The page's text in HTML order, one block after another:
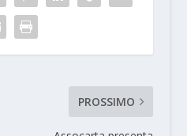
PROSSIMO